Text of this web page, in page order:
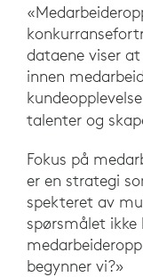
dataene viser
innen
talenter og
Fokus på
er en strategi
spekteret av
spørsmålet ikke
begynner vi?»